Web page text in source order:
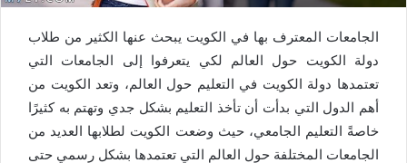
الجامعات المعترف بها في الكويت يبحث عنها الكثير من طلاب
دولة الكويت حول العالم لكي يتعرفوا إلى الجامعات التي
تعتمدها دولة الكويت في التعليم حول العالم، وتعد الكويت من
أهم الدول التي بدأت أن تأخذ التعليم بشكل جدي وتهتم به كثيرًا
خاصةً التعليم الجامعي، حيث وضعت الكويت لطلابها العديد من
الجامعات المختلفة حول العالم التي تعتمدها بشكل رسمي حتى